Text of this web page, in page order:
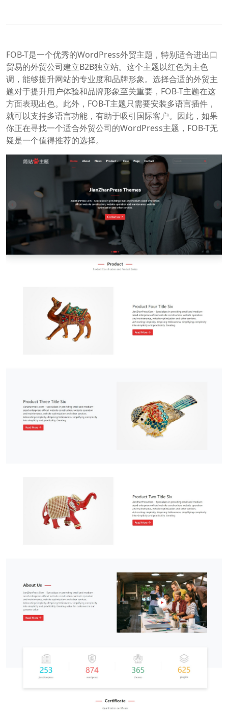
FOB-T是一个优秀的WordPress外贸主题，特别适合进出口
贸易的外贸公司建立B2B独立站。这个主题以红色为主色
调，能够提升网站的专业度和品牌形象。选择合适的外贸主
题对于提升用户体验和品牌形象至关重要，FOB-T主题在这
方面表现出色。此外，FOB-T主题只需要安装多语言插件，
就可以支持多语言功能，有助于吸引国际客户。因此，如果
你正在寻找一个适合外贸公司的WordPress主题，FOB-T无
疑是一个值得推荐的选择。